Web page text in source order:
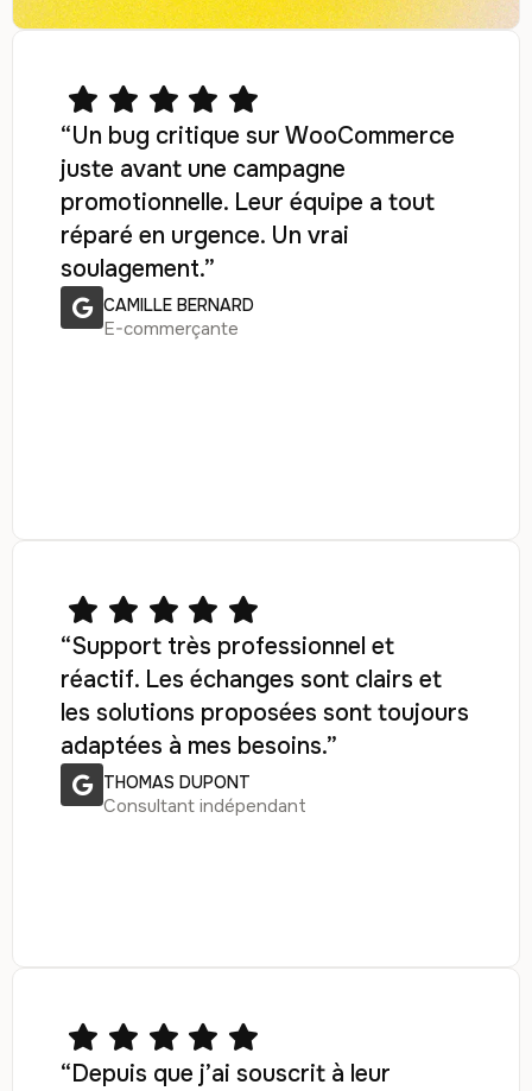
“Un bug critique sur WooCommerce
juste avant une campagne
promotionnelle. Leur équipe a tout
réparé en urgence. Un vrai
soulagement.”
CAMILLE BERNARD
E-commerçante
“Support très professionnel et
réactif. Les échanges sont clairs et
les solutions proposées sont toujours
adaptées à mes besoins.”
THOMAS DUPONT
Consultant indépendant
“Depuis que j’ai souscrit à leur